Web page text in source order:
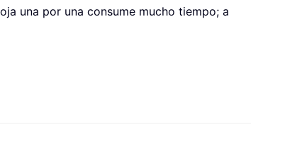
una por una consume mucho tiempo; a